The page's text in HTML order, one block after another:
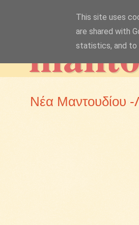
Νέα Μαντουδίου -
This site uses
are shared with
statistics, and to